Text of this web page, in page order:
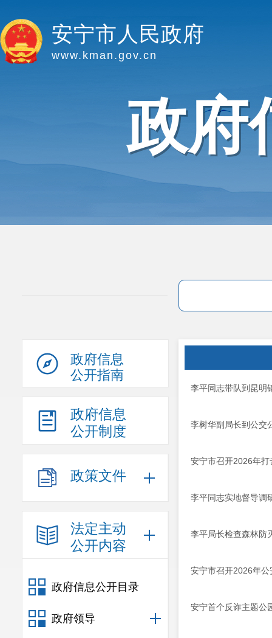
安宁市人民政府
www.kman.gov.cn
政府
政府信息
公开指南
政府信息
公开制度
政策文件
法定主动
公开内容
政府信息公开目录
政府领导
李平同志带队到昆明
李树华副局长到公交
安宁市召开2026年
李平同志实地督导调
李平局长检查森林防
安宁市召开2026年公
安宁首个反诈主题公